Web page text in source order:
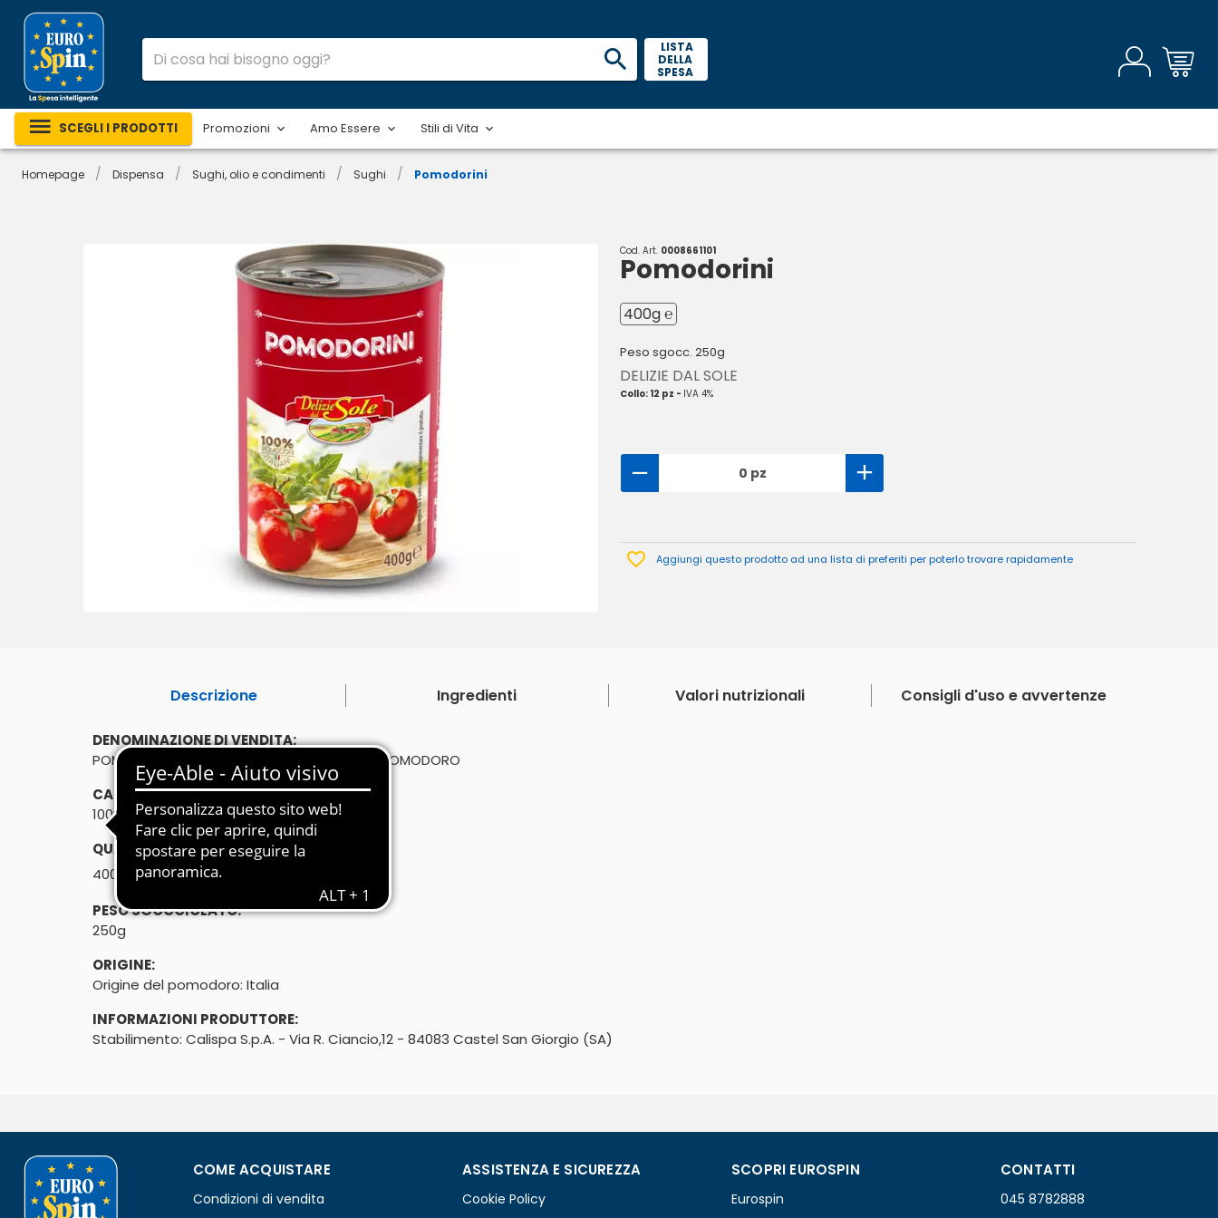
LISTA
DELLA
SPESA
SCEGLI I PRODOTTI Promozioni Amo Essere Stili di Vita
Homepage / Dispensa / Sughi, olio e condimenti / Sughi / Pomodorini
Cod. Art. 0008661101
Pomodorini
400g ℮
Peso sgocc. 250g
DELIZIE DAL SOLE
Collo: 12 pz - IVA 4%
0 pz
Aggiungi questo prodotto ad una lista di preferiti per poterlo trovare rapidamente
Descrizione Ingredienti Valori nutrizionali Consigli d'uso e avvertenze
DENOMINAZIONE DI VENDITA:
POMODORINI NON PELATI INTERI IN SUCCO DI POMODORO
CARATTERISTICHE:
100% pomodori italiani
QUANTITÀ:
400g
℮
PESO SGOCCIOLATO:
250g
ORIGINE:
Origine del pomodoro: Italia
INFORMAZIONI PRODUTTORE:
Stabilimento: Calispa S.p.A. - Via R. Ciancio,12 - 84083 Castel San Giorgio (SA)
COME ACQUISTARE
Condizioni di vendita
ASSISTENZA E SICUREZZA
Cookie Policy
SCOPRI EUROSPIN
Eurospin
CONTATTI
045 8782888